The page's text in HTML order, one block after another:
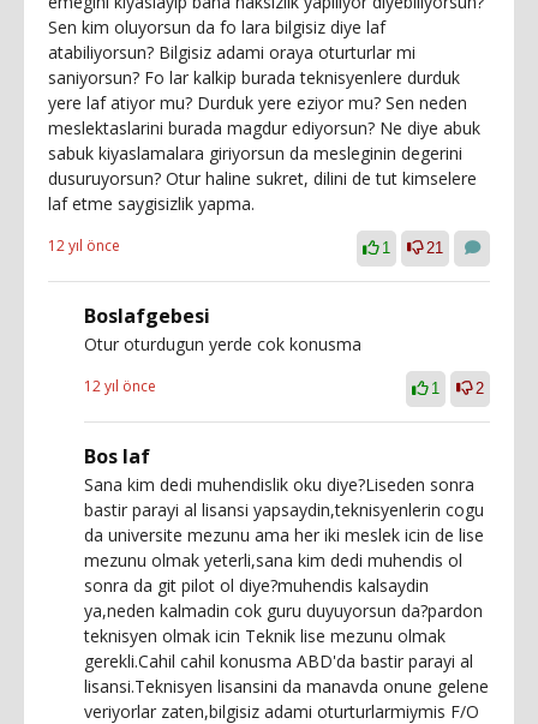
Sen kim oluyorsun da fo lara bilgisiz diye laf
atabiliyorsun? Bilgisiz adami oraya oturturlar mi
saniyorsun? Fo lar kalkip burada teknisyenlere durduk
yere laf atiyor mu? Durduk yere eziyor mu? Sen neden
meslektaslarini burada magdur ediyorsun? Ne diye abuk
sabuk kiyaslamalara giriyorsun da mesleginin degerini
dusuruyorsun? Otur haline sukret, dilini de tut kimselere
laf etme saygisizlik yapma.
12 yıl önce 1 21
Boslafgebesi
Otur oturdugun yerde cok konusma
12 yıl önce 1 2
Bos laf
Sana kim dedi muhendislik oku diye?Liseden sonra
bastir parayi al lisansi yapsaydin,teknisyenlerin cogu
da universite mezunu ama her iki meslek icin de lise
mezunu olmak yeterli,sana kim dedi muhendis ol
sonra da git pilot ol diye?muhendis kalsaydin
ya,neden kalmadin cok guru duyuyorsun da?pardon
teknisyen olmak icin Teknik lise mezunu olmak
gerekli.Cahil cahil konusma ABD'da bastir parayi al
lisansi.Teknisyen lisansini da manavda onune gelene
veriyorlar zaten,bilgisiz adami oturturlarmiymis F/O